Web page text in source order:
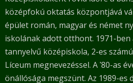
középfokú oktatás központjává
épület román, magyar és német
iskolának adott otthont. 1971-
tannyelvű középiskola, 2-es
Líceum megnevezéssel. A ʹ80-as
önállósága megszünt. Az 1989-es